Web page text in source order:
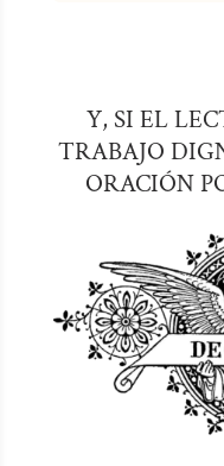
Y, SI EL
TRABAJO
ORACIÓN